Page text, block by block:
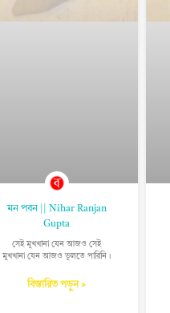
মন পবন || Nihar Ranjan
Gupta
সেই মুখখানা যেন আজও সেই
মুখখানা যেন আজও ভুলতে পারিনি।
বিস্তারিত পড়ুন »